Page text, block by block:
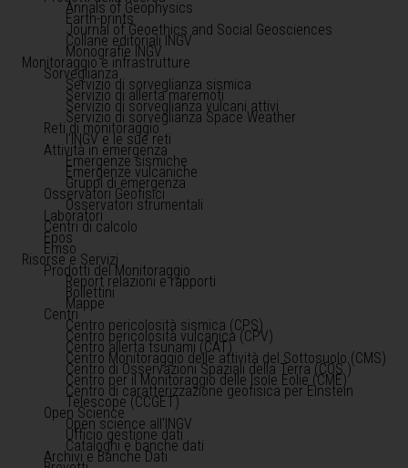
Annals of Geophysics
Earth-prints
Journal of Geoethics and Social Geosciences
Collane editoriali INGV
Monografie INGV
Monitoraggio e infrastrutture
Sorveglianza
Servizio di sorveglianza sismica
Servizio di allerta maremoti
Servizio di sorveglianza vulcani attivi
Servizio di sorveglianza Space Weather
Reti di monitoraggio
l'INGV e le sue reti
Attività in emergenza
Emergenze sismiche
Emergenze vulcaniche
Gruppi di emergenza
Osservatori Geofisici
Osservatori strumentali
Laboratori
Centri di calcolo
Epos
Emso
Risorse e Servizi
Prodotti del Monitoraggio
Report relazioni e rapporti
Bollettini
Mappe
Centri
Centro pericolosità sismica (CPS)
Centro pericolosità vulcanica (CPV)
Centro allerta tsunami (CAT)
Centro Monitoraggio delle attività del Sottosuolo (CMS)
Centro di Osservazioni Spaziali della Terra (COS )
Centro per il Monitoraggio delle Isole Eolie (CME)
Centro di caratterizzazione geofisica per Einstein
Telescope (CCGET)
Open Science
Open science all'INGV
Ufficio gestione dati
Cataloghi e banche dati
Archivi e Banche Dati